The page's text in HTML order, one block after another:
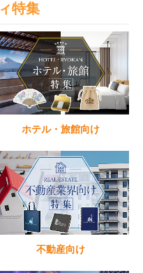
特集
ホテル・旅館向け
不動産向け